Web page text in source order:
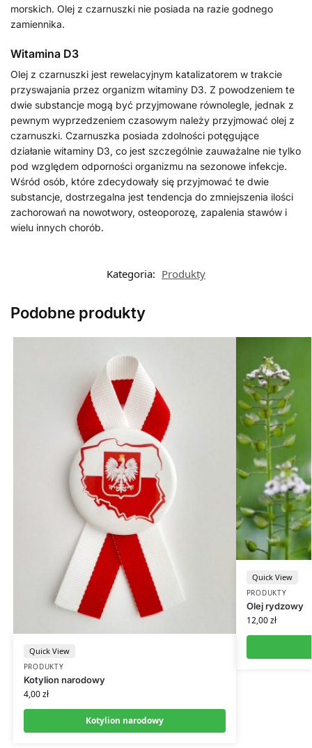
morskich. Olej z czarnuszki nie posiada na razie godnego
zamiennika.
Witamina D3
Olej z czarnuszki jest rewelacyjnym katalizatorem w trakcie
przyswajania przez organizm witaminy D3. Z powodzeniem te
dwie substancje mogą być przyjmowane równolegle, jednak z
pewnym wyprzedzeniem czasowym należy przyjmować olej z
czarnuszki. Czarnuszka posiada zdolności potęgujące
działanie witaminy D3, co jest szczególnie zauważalne nie tylko
pod względem odporności organizmu na sezonowe infekcje.
Wśród osób, które zdecydowały się przyjmować te dwie
substancje, dostrzegalna jest tendencja do zmniejszenia ilości
zachorowań na nowotwory, osteoporozę, zapalenia stawów i
wielu innych chorób.
Kategoria: Produkty
Podobne produkty
PRODUKTY
Kotylion narodowy
4,00zł
Kotylion narodowy
Quick View
PRODUKTY
Olej rydzowy
12,00zł
Quick View